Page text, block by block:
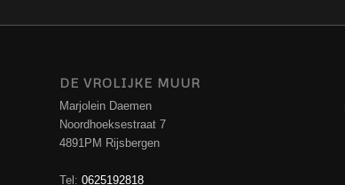
DE VROLIJKE MUUR
Marjolein Daemen
Noordhoeksestraat 7
4891PM Rijsbergen
Tel: 0625192818